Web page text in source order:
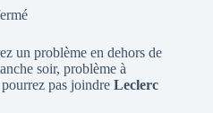
un problème en dehors de
soir, problème à
pas joindre Leclerc